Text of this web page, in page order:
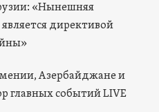
«Нынешняя
директивой
Азербайджане и
главных событий LIVE